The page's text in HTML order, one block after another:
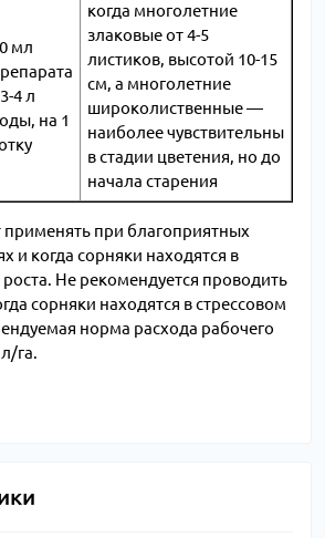
мл
4 л
на 1
когда многолетние
злаковые от 4-5
листиков, высотой 10-15
см, а многолетние
широколиственные ―
наиболее чувствительны
в стадии цветения, но до
начала старения
применять при благоприятных
и когда сорняки находятся в
роста. Не рекомендуется проводить
сорняки находятся в стрессовом
норма расхода рабочего
га.